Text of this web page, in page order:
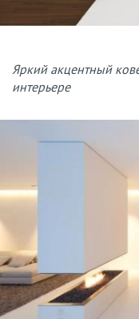
Яркий акцентный
интерьере